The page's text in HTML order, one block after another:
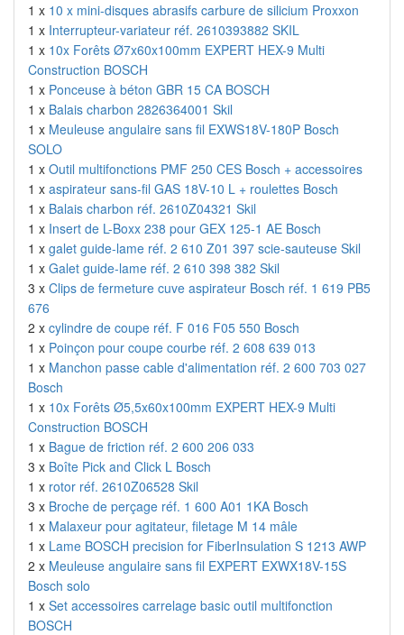
1 x 10 x mini-disques abrasifs carbure de silicium Proxxon
1 x Interrupteur-variateur réf. 2610393882 SKIL
1 x 10x Forêts Ø7x60x100mm EXPERT HEX-9 Multi
Construction BOSCH
1 x Ponceuse à béton GBR 15 CA BOSCH
1 x Balais charbon 2826364001 Skil
1 x Meuleuse angulaire sans fil EXWS18V-180P Bosch
SOLO
1 x Outil multifonctions PMF 250 CES Bosch + accessoires
1 x aspirateur sans-fil GAS 18V-10 L + roulettes Bosch
1 x Balais charbon réf. 2610Z04321 Skil
1 x Insert de L-Boxx 238 pour GEX 125-1 AE Bosch
1 x galet guide-lame réf. 2 610 Z01 397 scie-sauteuse Skil
1 x Galet guide-lame réf. 2 610 398 382 Skil
3 x Clips de fermeture cuve aspirateur Bosch réf. 1 619 PB5
676
2 x cylindre de coupe réf. F 016 F05 550 Bosch
1 x Poinçon pour coupe courbe réf. 2 608 639 013
1 x Manchon passe cable d'alimentation réf. 2 600 703 027
Bosch
1 x 10x Forêts Ø5,5x60x100mm EXPERT HEX-9 Multi
Construction BOSCH
1 x Bague de friction réf. 2 600 206 033
3 x Boîte Pick and Click L Bosch
1 x rotor réf. 2610Z06528 Skil
3 x Broche de perçage réf. 1 600 A01 1KA Bosch
1 x Malaxeur pour agitateur, filetage M 14 mâle
1 x Lame BOSCH precision for FiberInsulation S 1213 AWP
2 x Meuleuse angulaire sans fil EXPERT EXWX18V-15S
Bosch solo
1 x Set accessoires carrelage basic outil multifonction
BOSCH